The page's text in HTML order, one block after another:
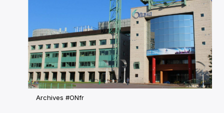
Archives #ONfr